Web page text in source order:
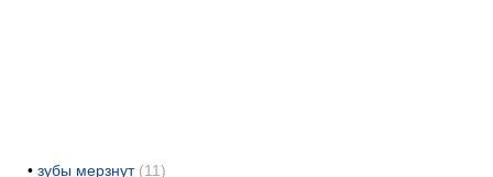
• зубы мерзнут (11)